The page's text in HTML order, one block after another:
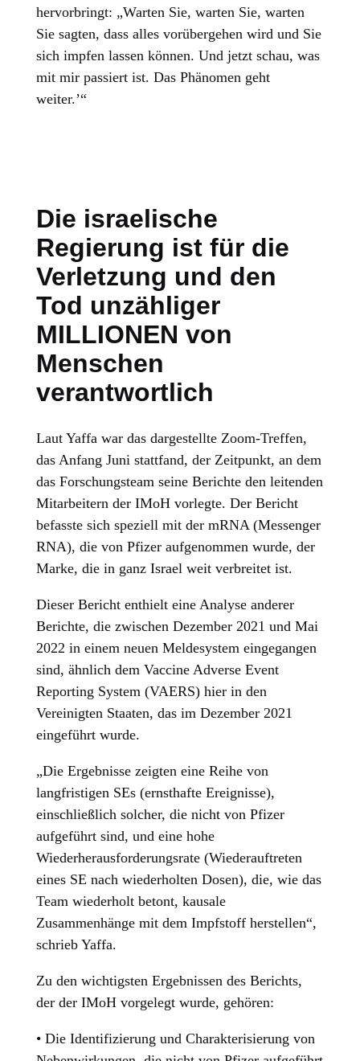
hervorbringt: „Warten Sie, warten Sie, warten
Sie sagten, dass alles vorübergehen wird und Sie
sich impfen lassen können. Und jetzt schau, was
mit mir passiert ist. Das Phänomen geht
weiter.’“
Die israelische
Regierung ist für die
Verletzung und den
Tod unzähliger
MILLIONEN von
Menschen
verantwortlich
Laut Yaffa war das dargestellte Zoom-Treffen,
das Anfang Juni stattfand, der Zeitpunkt, an dem
das Forschungsteam seine Berichte den leitenden
Mitarbeitern der IMoH vorlegte. Der Bericht
befasste sich speziell mit der mRNA (Messenger
RNA), die von Pfizer aufgenommen wurde, der
Marke, die in ganz Israel weit verbreitet ist.
Dieser Bericht enthielt eine Analyse anderer
Berichte, die zwischen Dezember 2021 und Mai
2022 in einem neuen Meldesystem eingegangen
sind, ähnlich dem Vaccine Adverse Event
Reporting System (VAERS) hier in den
Vereinigten Staaten, das im Dezember 2021
eingeführt wurde.
„Die Ergebnisse zeigten eine Reihe von
langfristigen SEs (ernsthafte Ereignisse),
einschließlich solcher, die nicht von Pfizer
aufgeführt sind, und eine hohe
Wiederherausforderungsrate (Wiederauftreten
eines SE nach wiederholten Dosen), die, wie das
Team wiederholt betont, kausale
Zusammenhänge mit dem Impfstoff herstellen“,
schrieb Yaffa.
Zu den wichtigsten Ergebnissen des Berichts,
der der IMoH vorgelegt wurde, gehören:
• Die Identifizierung und Charakterisierung von